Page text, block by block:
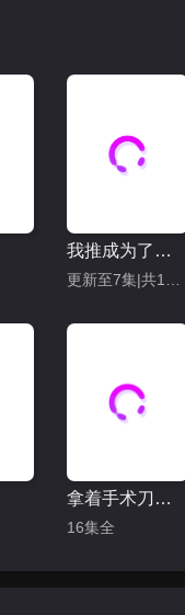
我推成为了上司 第二季
拿着手术刀的猎人
16集全